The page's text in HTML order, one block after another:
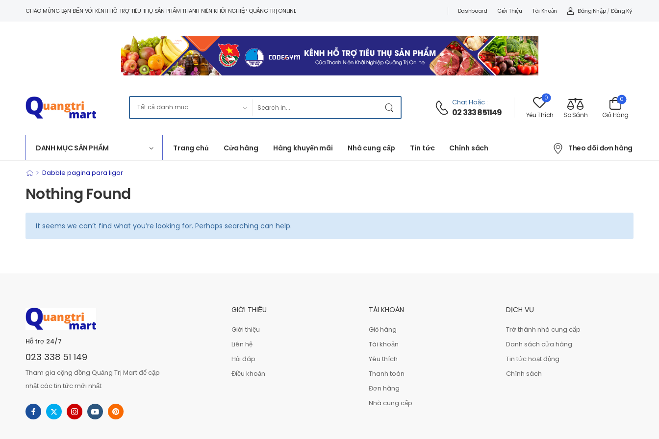
CHÀO MỪNG BẠN ĐẾN VỚI KÊNH HỖ TRỢ TIÊU THỤ SẢN PHẨM THANH NIÊN KHỞI NGHIỆP QUẢNG TRỊ ONLINE Dashboard Giới Thiệu Tài Khoản Đăng Nhập / Đăng Ký
Chat Hoặc :
02 333 851149
0
Yêu Thích So Sánh Giỏ Hàng
0
DANH MỤC SẢN PHẨM Trang chủ Cửa hàng Hàng khuyến mãi Nhà cung cấp Tin tức Chính sách Theo dõi đơn hàng
> Dabble pagina para ligar
Nothing Found
It seems we can’t find what you’re looking for. Perhaps searching can help.
Hỗ trợ 24/7
023 338 51 149
Tham gia cộng đồng Quảng Trị Mart để cập
nhật các tin tức mới nhất
GIỚI THIỆU
Giới thiệu
Liên hệ
Hỏi đáp
Điều khoản
TÀI KHOẢN
Giỏ hàng
Tài khoản
Yêu thích
Thanh toán
Đơn hàng
Nhà cung cấp
DỊCH VỤ
Trở thành nhà cung cấp
Danh sách cửa hàng
Tin tức hoạt động
Chính sách